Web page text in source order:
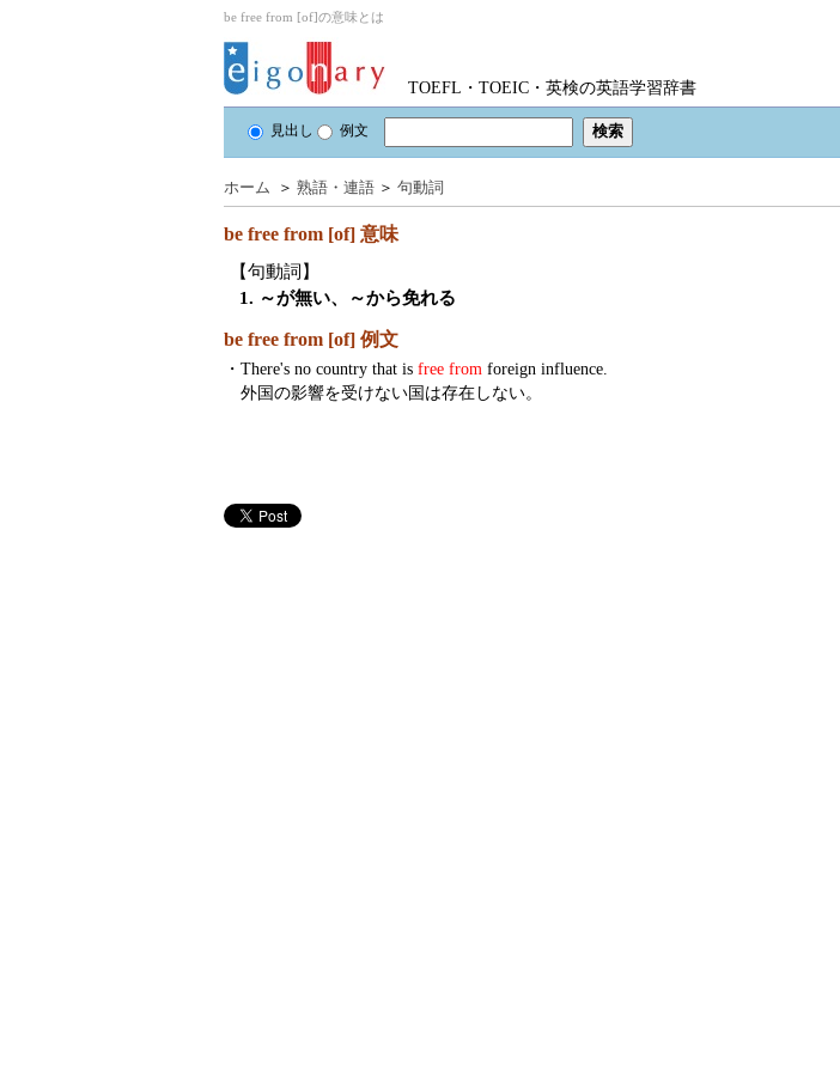
be free from [of]の意味とは
TOEFL・TOEIC・英検の英語学習辞書
見出し 例文
ホーム ＞ 熟語・連語 ＞ 句動詞
be free from [of] 意味
【句動詞】
1. ～が無い、～から免れる
be free from [of] 例文
・ There's no country that is free from foreign influence.
外国の影響を受けない国は存在しない。